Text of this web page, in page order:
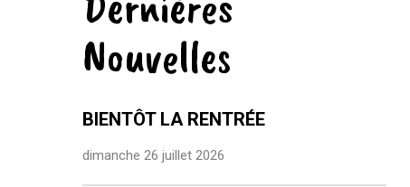
Nouvelles
BIENTÔT LA RENTRÉE
dimanche 26 juillet 2026